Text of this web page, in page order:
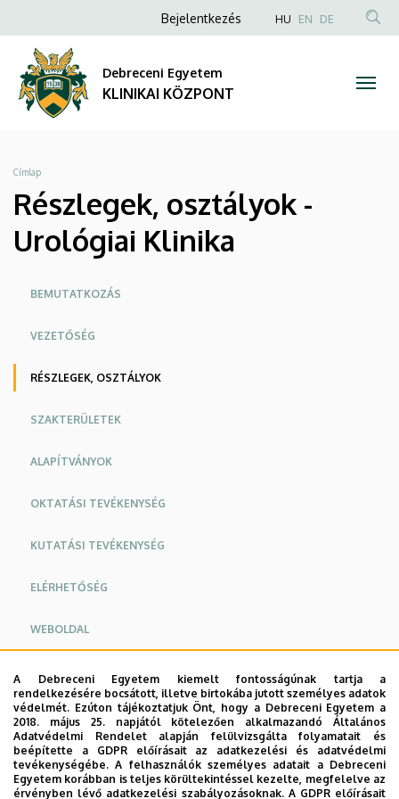
A Debreceni Egyetem kiemelt fontosságúnak tartja a
rendelkezésére bocsátott, illetve birtokába jutott személyes adatok
védelmét. Ezúton tájékoztatjuk Önt, hogy a Debreceni Egyetem a
2018. május 25. napjától kötelezően alkalmazandó Általános
Adatvédelmi Rendelet alapján felülvizsgálta folyamatait és
beépítette a GDPR előírásait az adatkezelési és adatvédelmi
tevékenységébe. A felhasználók személyes adatait a Debreceni
Egyetem korábban is teljes körültekintéssel kezelte, megfelelve az
érvényben lévő adatkezelési szabályozásoknak. A GDPR előírásait
osztályok
Urológiai
Klinika
KLINIKAI
a
tartalomra
Anonim
fiók
menüje
Bejelentkezés HU EN DE
Debreceni Egyetem
KLINIKAI KÖZPONT
Morzsa
Címlap
Részlegek, osztályok -
Urológiai Klinika
Oldalmenü
BEMUTATKOZÁS
VEZETŐSÉG
RÉSZLEGEK, OSZTÁLYOK
SZAKTERÜLETEK
ALAPÍTVÁNYOK
OKTATÁSI TEVÉKENYSÉG
KUTATÁSI TEVÉKENYSÉG
ELÉRHETŐSÉG
WEBOLDAL
Oldalmenü
KK
Angol
Oldalmenü
KK
Német
Urológiai fekvőbeteg-ellátás
Urológiai ambulancia
Urológiai szakrendelés
Andrológiai szakrendelés